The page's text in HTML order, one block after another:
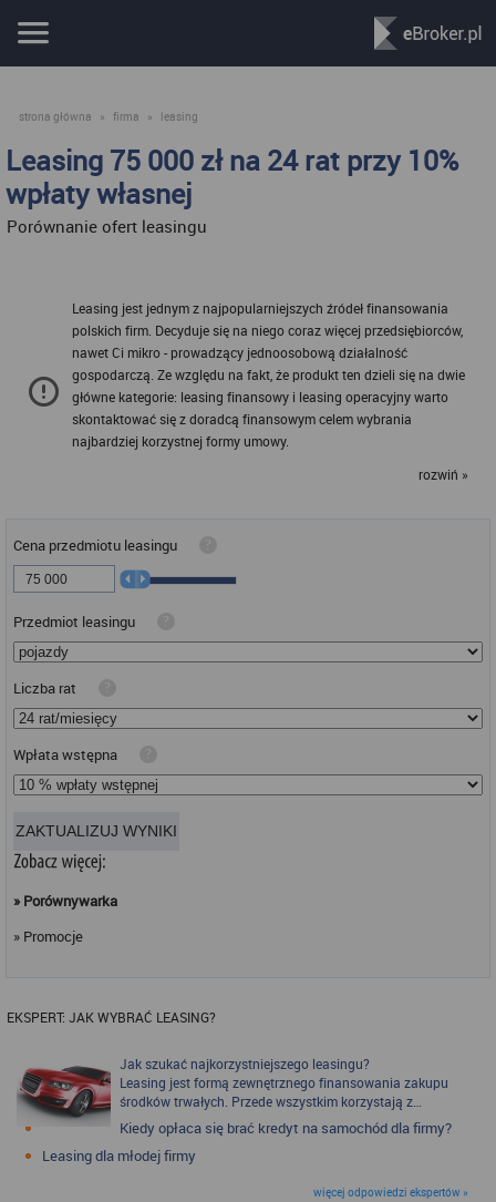
strona główna » firma » leasing
Leasing 75 000 zł na 24 rat przy 10%
wpłaty własnej
Porównanie ofert leasingu
Leasing jest jednym z najpopularniejszych źródeł finansowania
polskich firm. Decyduje się na niego coraz więcej przedsiębiorców,
nawet Ci mikro - prowadzący jednoosobową działalność
gospodarczą. Ze względu na fakt, że produkt ten dzieli się na dwie
główne kategorie: leasing finansowy i leasing operacyjny warto
skontaktować się z doradcą finansowym celem wybrania
najbardziej korzystnej formy umowy.
rozwiń »
Cena przedmiotu leasingu ?
Przedmiot leasingu ?
Liczba rat ?
Wpłata wstępna ?
ZAKTUALIZUJ WYNIKI
» Porównywarka
» Promocje
EKSPERT: JAK WYBRAĆ LEASING?
Jak szukać najkorzystniejszego leasingu?
Leasing jest formą zewnętrznego finansowania zakupu
środków trwałych. Przede wszystkim korzystają z…
Kiedy opłaca się brać kredyt na samochód dla firmy?
Leasing dla młodej firmy
więcej odpowiedzi ekspertów »